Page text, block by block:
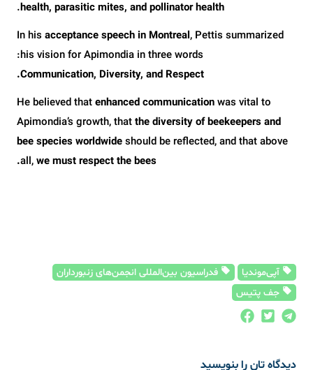
health, parasitic mites, and pollinator health
.
In his acceptance speech in Montreal, Pettis summarized
his vision for Apimondia in three words:
Communication, Diversity, and Respect.
He believed thatenhanced communicationwas vital to
Apimondia’s growth, thatthe diversity of beekeepers and
bee species worldwideshould be reflected, and that above
all,we must respect the bees.
آپی‌موندیا
فدراسیون بین‌المللی انجمن‌های زنبورداران
جف پتیس
دیدگاه تان را بنویسید